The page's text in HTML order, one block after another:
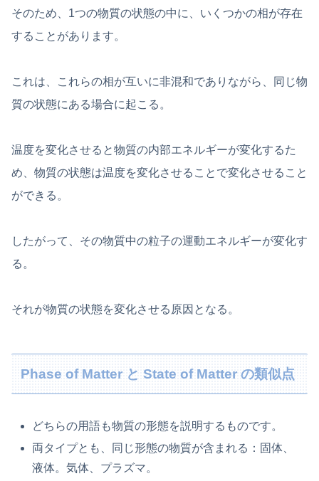
そのため、1つの物質の状態の中に、いくつかの相が存在
することがあります。
これは、これらの相が互いに非混和でありながら、同じ物
質の状態にある場合に起こる。
温度を変化させると物質の内部エネルギーが変化するた
め、物質の状態は温度を変化させることで変化させること
ができる。
したがって、その物質中の粒子の運動エネルギーが変化す
る。
それが物質の状態を変化させる原因となる。
Phase of Matter と State of Matter の類似点
どちらの用語も物質の形態を説明するものです。
両タイプとも、同じ形態の物質が含まれる：固体、
液体。気体、プラズマ。